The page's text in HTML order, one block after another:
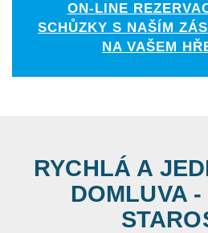
ON-LINE
SCHŮZKY S NAŠÍM
NA VAŠEM
RYCHLÁ A
DOMLUVA